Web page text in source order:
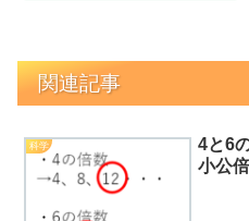
関連記事
科学
4と6
小公